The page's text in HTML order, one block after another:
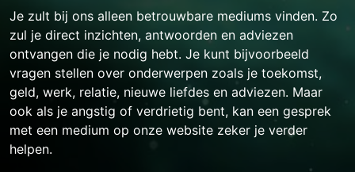
Je zult bij ons alleen betrouwbare mediums vinden. Zo
zul je direct inzichten, antwoorden en adviezen
ontvangen die je nodig hebt. Je kunt bijvoorbeeld
vragen stellen over onderwerpen zoals je toekomst,
geld, werk, relatie, nieuwe liefdes en adviezen. Maar
ook als je angstig of verdrietig bent, kan een gesprek
met een medium op onze website zeker je verder
helpen.